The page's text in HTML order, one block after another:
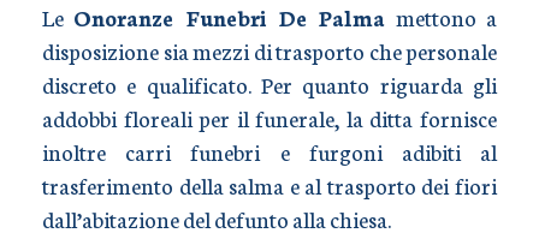
Le Onoranze Funebri De Palma mettono a
disposizione sia mezzi di trasporto che personale
discreto e qualificato. Per quanto riguarda gli
addobbi floreali per il funerale, la ditta fornisce
inoltre carri funebri e furgoni adibiti al
trasferimento della salma e al trasporto dei fiori
dall’abitazione del defunto alla chiesa.